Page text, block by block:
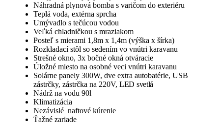
Náhradná plynová bomba s varičom do exteriéru
Teplá voda, extérna sprcha
Umývadlo s tečúcou vodou
Veľká chladničkou s mraziakom
Posteľ s mierami 1,8m x 1,4m (výška x šírka)
Rozkladací stôl so sedením vo vnútri karavanu
Strešné okno, 3x bočné okná otváracie
Úložné miesto na osobné veci vnútri karavanu
Solárne panely 300W, dve extra autobatérie, USB
zástrčky, zástrčka na 220V, LED svetlá
Nádrž na vodu 90l
Klimatizácia
Nezávislé naftové kúrenie
Ťažné zariade